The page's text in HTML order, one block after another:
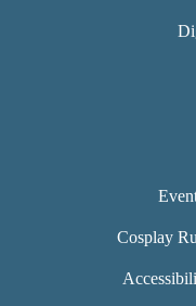
Cosplay